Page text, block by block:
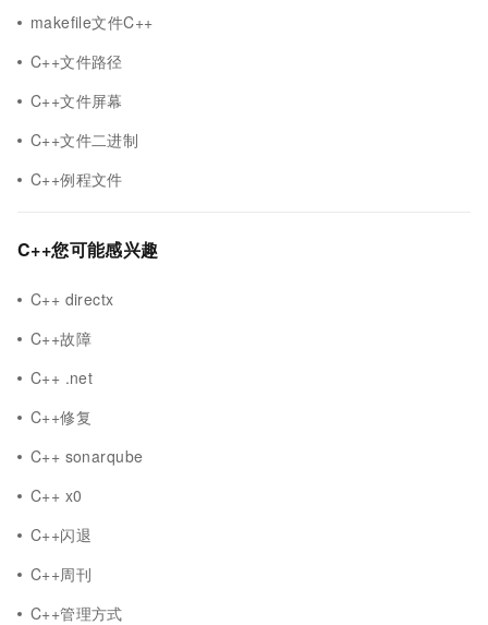
makefile文件C++
C++文件路径
C++文件屏幕
C++文件二进制
C++例程文件
C++您可能感兴趣
C++ directx
C++故障
C++ .net
C++修复
C++ sonarqube
C++ x0
C++闪退
C++周刊
C++管理方式